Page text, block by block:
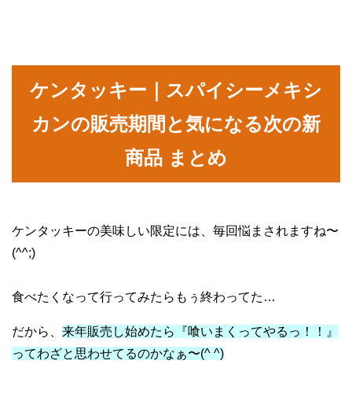
ケンタッキー｜スパイシーメキシ
カンの販売期間と気になる次の新
商品 まとめ
ケンタッキーの美味しい限定には、毎回悩まされますね〜
(^^;)
食べたくなって行ってみたらもぅ終わってた…
だから、 来年販売し始めたら『喰いまくってやるっ！！』
ってわざと思わせてるのかなぁ〜(^ ^)